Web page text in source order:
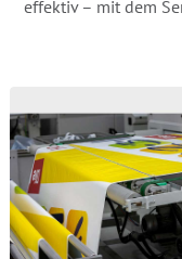
effektiv – mit dem